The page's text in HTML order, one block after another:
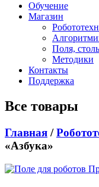
Обучение
Магазин
Поля,
Методики
Контакты
Поддержка
Все товары
Главная /
«Азбука»